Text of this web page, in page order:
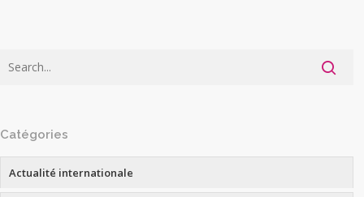
Catégories
Actualité internationale